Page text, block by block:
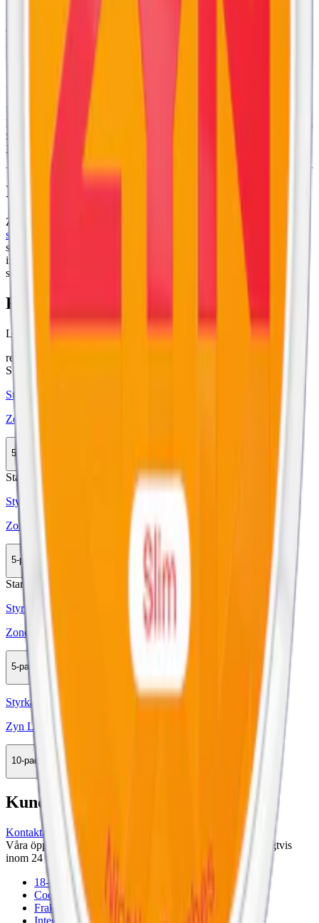
En dosa Zone X Southern Breeze innehåller 24 prillor som var och
en väger 0,5 gram, vilket ger en totalvikt per dosa på 15,4 gram.
Nikotininnehållet är 5 milligram per prilla, vilket motsvarar 0,78 %
för att vara exakt.
Zone X Southern Breeze 2 utgår ur sortimentet
Under hösten 2024 slutar Skruf Snus AB tillverka Zone X Southern
Breeze Medium. Den kommer successivt fasas ut för att inte ersättas.
Se istället Zone X övriga sortiment (som inom kort byter namn till
X)
Information om varumärket Zone X
Zone X lanserades 2021 av och producerar
snus
som mint, bär och exotiska frukter. Med sitt fokus på kvalitet och
innovation är
snusupplevelse.
Färskt vitt snus
Läs mer om hur du förvarar Zone X
relaterade produkter
Stark
Styrka Stark · Slim
Zone No. 63 Orange Razz 3
5-pack
Stark
Styrka Stark · Slim
Zone No. 35 Juicy Peach 5
5-pack
146,90 kr
Köp
Stark
Styrka Stark · Slim
Zone No. 33 Juicy Peach 3
5-pack
146,90 kr
Köp
Styrka Normal · Slim
Zyn Lemon Spritz Slim 2
10-pack
309,90 kr
Kundservice
Kontakta oss
Våra öppettider är: Alla dagar 08:00 - 18:00 Vi svarar vanligtvis
inom 24 timmar på vardagar.
18-årsgräns
Cookiepolicy
Frakt- och leveransvillkor
Integritetspolicy